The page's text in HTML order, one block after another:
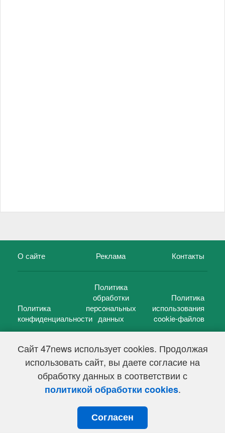
Сайт 47news использует cookies. Продолжая
использовать сайт, вы даете согласие на
обработку данных в соответствии с
политикой обработки cookies.
Согласен
О сайте Реклама Контакты
Политика
конфиденциальности
Политика
обработки
персональных
данных
Политика
использования
cookie-файлов
47 новостей (47 news)2005 — 2026 г.
Свидетельство о регистрации СМИ Эл № ФС 77-39848, выдано
Федеральной службой по надзору в сфере связи,
информационных технологий и массовых коммуникаций